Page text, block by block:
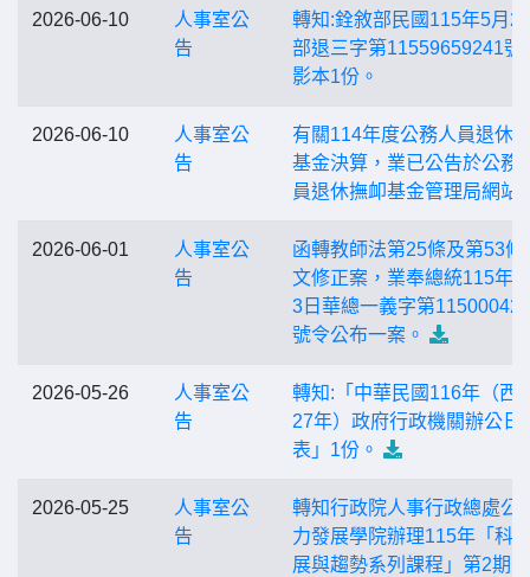
2026-06-10
人事室公
告
轉知:銓敘部民國115年5月
部退三字第11559659241號
影本1份。
2026-06-10
人事室公
告
有關114年度公務人員退休
基金決算，業已公告於公務
員退休撫卹基金管理局網站
2026-06-01
人事室公
告
函轉教師法第25條及第53條
文修正案，業奉總統115年5
3日華總一義字第
號令公布一案。
2026-05-26
人事室公
告
轉知:「中華民國116年（西
27年）政府行政機關辦公日
表」1份。
2026-05-25
人事室公
告
轉知行政院人事行政總處公
力發展學院辦理115年「科
展與趨勢系列課程」第2期